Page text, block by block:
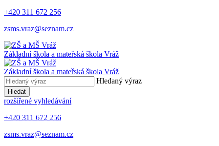
+420 311 672 256
zsms.vraz@seznam.cz
Základní škola a mateřská škola Vráž
Základní škola a mateřská škola Vráž
Hledaný výraz
Hledat
rozšířené vyhledávání
+420 311 672 256
zsms.vraz@seznam.cz